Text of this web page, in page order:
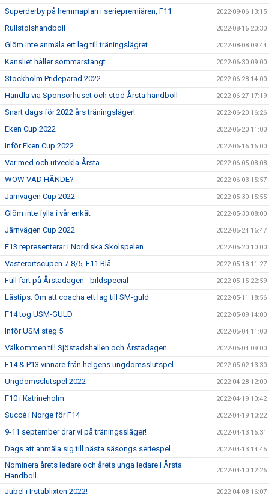
Superderby på hemmaplan i seriepremiären, F11 2022-09-06 13:15
Rullstolshandboll 2022-08-16 20:30
Glöm inte anmäla ert lag till träningslägret 2022-08-08 09:44
Kansliet håller sommarstängt 2022-06-30 09:00
Stockholm Prideparad 2022 2022-06-28 14:00
Handla via Sponsorhuset och stöd Årsta handboll 2022-06-27 17:19
Snart dags för 2022 års träningsläger! 2022-06-20 16:26
Eken Cup 2022 2022-06-20 11:00
Inför Eken Cup 2022 2022-06-16 16:00
Var med och utveckla Årsta 2022-06-05 08:08
WOW VAD HÄNDE? 2022-06-03 15:57
Järnvägen Cup 2022 2022-05-30 15:55
Glöm inte fylla i vår enkät 2022-05-30 08:00
Järnvägen Cup 2022 2022-05-24 16:47
F13 representerar i Nordiska Skolspelen 2022-05-20 10:00
Västerortscupen 7-8/5, F11 Blå 2022-05-18 11:27
Full fart på Årstadagen - bildspecial 2022-05-15 22:59
Lästips: Om att coacha ett lag till SM-guld 2022-05-11 18:56
F14 tog USM-GULD 2022-05-09 14:00
Inför USM steg 5 2022-05-04 11:00
Välkommen till Sjöstadshallen och Årstadagen 2022-05-04 09:00
F14 & P13 vinnare från helgens ungdomsslutspel 2022-05-02 13:30
Ungdomsslutspel 2022 2022-04-28 12:00
F10 i Katrineholm 2022-04-19 10:42
Succé i Norge för F14 2022-04-19 10:22
9-11 september drar vi på träningssläger! 2022-04-13 15:31
Dags att anmäla sig till nästa säsongs seriespel 2022-04-13 14:45
Nominera årets ledare och årets unga ledare i Årsta
Handboll
2022-04-10 12:26
Jubel i Irstablixten 2022! 2022-04-08 16:07